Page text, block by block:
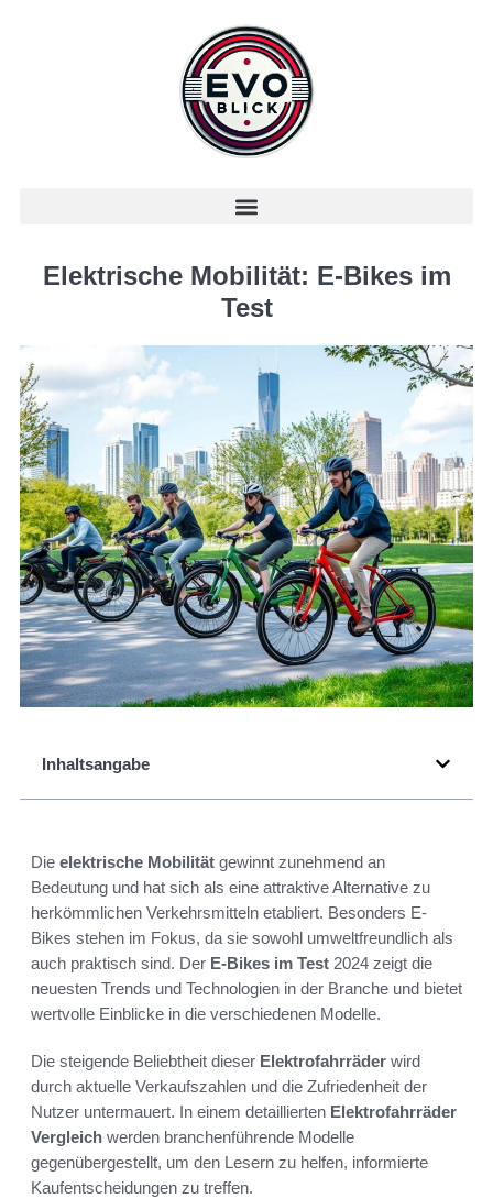
Elektrische Mobilität: E-Bikes im
Test
Inhaltsangabe
Die elektrische Mobilität gewinnt zunehmend an
Bedeutung und hat sich als eine attraktive Alternative zu
herkömmlichen Verkehrsmitteln etabliert. Besonders E-
Bikes stehen im Fokus, da sie sowohl umweltfreundlich als
auch praktisch sind. Der E-Bikes im Test 2024 zeigt die
neuesten Trends und Technologien in der Branche und bietet
wertvolle Einblicke in die verschiedenen Modelle.
Die steigende Beliebtheit dieser Elektrofahrräder wird
durch aktuelle Verkaufszahlen und die Zufriedenheit der
Nutzer untermauert. In einem detaillierten Elektrofahrräder
Vergleich werden branchenführende Modelle
gegenübergestellt, um den Lesern zu helfen, informierte
Kaufentscheidungen zu treffen.